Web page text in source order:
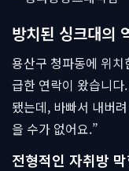
방치된 싱크대의
용산구 청파동에 위
급한 연락이 왔습니
됐는데, 바빠서 내버
을 수가 없어요.”
전형적인 자취방